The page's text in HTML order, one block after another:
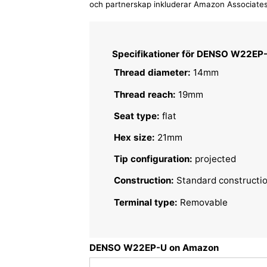
och partnerskap inkluderar Amazon
Specifikationer för DENSO
Thread diameter: 14mm
Thread reach: 19mm
Seat type: flat
Hex size: 21mm
Tip configuration: projected
Construction: Standard
Terminal type: Removable
DENSO W22EP-U on Amazon